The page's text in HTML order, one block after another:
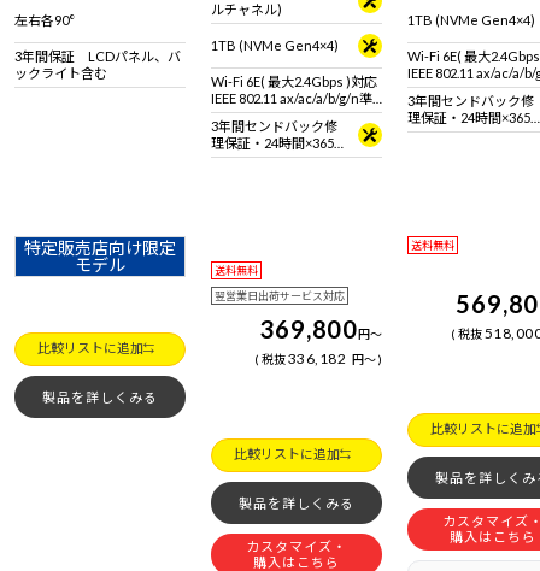
左右各90°
3年間保証 LCDパネル、バ
ックライト含む
特定販売店向け限定
モデル
比較リストに追加
製品を詳しくみる
ルチャネル)
1TB (NVMe Gen4×4)
Wi-Fi 6E( 最大2.4Gbps )対応
IEEE 802.11 ax/ac/a/b/g/n準
拠 ＋ Bluetooth 5内蔵
3年間センドバック修
理保証・24時間×365
日電話サポート
送料無料
翌営業日出荷サービス対応
369,800円～
税抜336,182 円～
比較リストに追加
製品を詳しくみる
カスタマイズ・
購入はこちら
1TB (NVMe Gen4×4)
Wi-Fi 6E( 最大
IEEE 802.11 ax/ac/a/
拠 ＋ Bluetooth 5内蔵
3年間センドバック修
理保証・24時間×365
日電話サポート
送料無料
税抜
比較リストに追加
製品を詳しくみ
カスタマイズ
購入はこちら